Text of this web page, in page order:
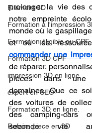
Filament 3D
Formation à l'impression
Formation éligible au CPF
Formation 3D CPF
impression 3D en ligne
expert en SEO
Formation 3D en ligne.
Refaire piece en 3D
prolonger la vie des
notre empreinte
monde où le
commander une
de réparer,
pièces dans une
domaines. Que ce
des voitures de
des camping-cars
seconde vie